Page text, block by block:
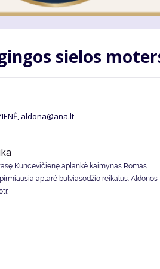
sie­los
aldona@ana.lt
Kuncevičienę aplankė kaimynas Romas
aptarė bulviasodžio reikalus. Aldonos